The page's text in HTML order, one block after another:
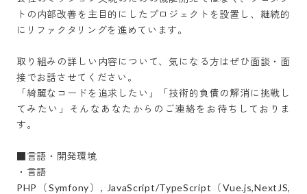
トの内部改善を主目的にしたプロジェクトを設置し、継続的
にリファクタリングを進めています。
取り組みの詳しい内容について、気になる方はぜひ面談・面
接でお話させてください。
「綺麗なコードを追求したい」「技術的負債の解消に挑戦し
てみたい」そんなあなたからのご連絡をお待ちしておりま
す。
■言語・開発環境
・言語
PHP（Symfony）, JavaScript/TypeScript（Vue.js,NextJS,